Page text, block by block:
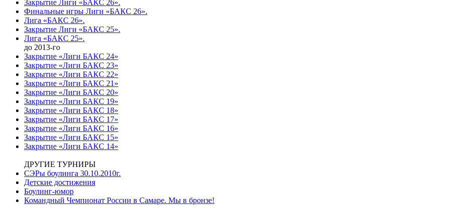
Закрытие Лиги «БАКС 26».
Финальные игры Лиги «БАКС 26».
Лига «БАКС 26».
Закрытие Лиги «БАКС 25».
Лига «БАКС 25».
до 2013-го
Закрытие «Лиги БАКС 24»
Закрытие «Лиги БАКС 23»
Закрытие «Лиги БАКС 22»
Закрытие «Лиги БАКС 21»
Закрытие «Лиги БАКС 20»
Закрытие «Лиги БАКС 19»
Закрытие «Лиги БАКС 18»
Закрытие «Лиги БАКС 17»
Закрытие «Лиги БАКС 16»
Закрытие «Лиги БАКС 15»
Закрытие «Лиги БАКС 14»
ДРУГИЕ ТУРНИРЫ
СЭРы боулинга 30.10.2010г.
Детские достижения
Боулинг-юмор
Командный Чемпионат России в Самаре. Мы в бронзе!